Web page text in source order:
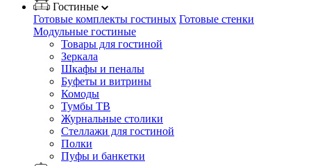
Гостиные
Готовые комплекты гостиных Готовые стенки
Модульные гостиные
Товары для гостиной
Зеркала
Шкафы и пеналы
Буфеты и витрины
Комоды
Тумбы ТВ
Журнальные столики
Стеллажи для гостиной
Полки
Пуфы и банкетки